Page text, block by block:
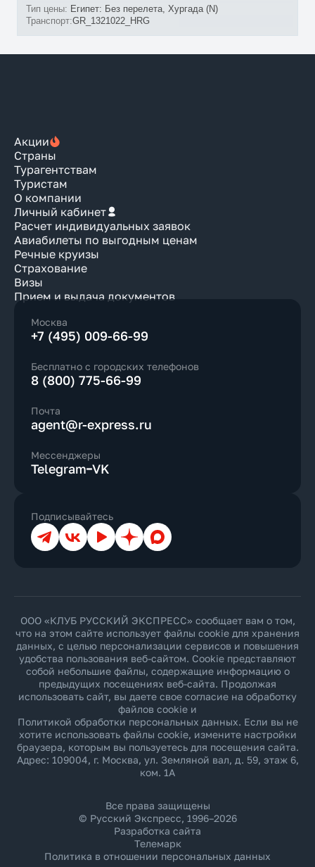
Египет: Без перелета, Хургада (N)
GR_1321022_HRG
Акции
Страны
Турагентствам
Туристам
О компании
Личный кабинет
Расчет индивидуальных заявок
Авиабилеты по выгодным ценам
Речные круизы
Страхование
Визы
Прием и выдача документов
Москва
+7 (495) 009-66-99
Бесплатно с городских телефонов
8 (800) 775-66-99
Почта
agent@r-express.ru
Мессенджеры
Telegram VK
Подписывайтесь
ТелеграмВКонтакте
YouTubeДзен Max
ООО «КЛУБ РУССКИЙ ЭКСПРЕСС» сообщает вам о том,
что на этом сайте использует файлы cookie для хранения
данных, с целью персонализации сервисов и повышения
удобства пользования веб-сайтом. Cookie представляют
собой небольшие файлы, содержащие информацию о
предыдущих посещениях веб-сайта. Продолжая
использовать сайт, вы даете свое согласие на обработку
файлов cookie и
Политикой обработки персональных данных. Если вы не
хотите использовать файлы cookie, измените настройки
браузера, которым вы пользуетесь для посещения сайта.
Адрес: 109004, г. Москва, ул. Земляной вал, д. 59, этаж 6,
ком. 1А
Все права защищены
© Русский Экспресс, 1996–2026
Разработка сайта
Телемарк
Политика в отношении персональных данных